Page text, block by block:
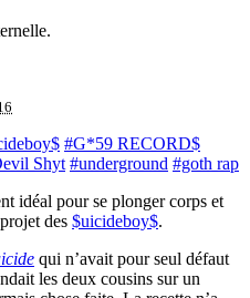
#G*59 RECORD$
Shyt #underground #goth rap
idéal pour se plonger corps et
des $uicideboy$.
qui n’avait pour seul défaut
les deux cousins sur un